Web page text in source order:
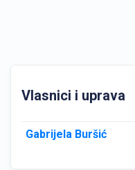
Vlasnici i uprava
Gabrijela Buršić